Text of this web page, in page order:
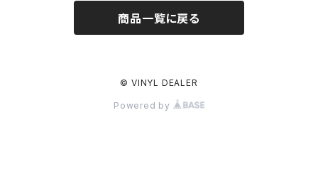
商品一覧に戻る
© VINYL DEALER
Powered by